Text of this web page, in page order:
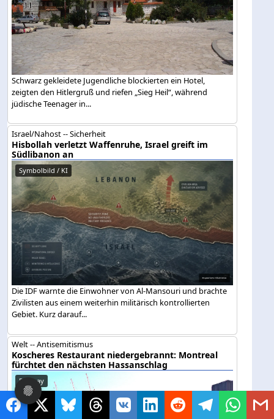
Schwarz gekleidete Jugendliche blockierten ein Hotel,
zeigten den Hitlergruß und riefen „Sieg Heil“, während
jüdische Teenager in...
Israel/Nahost -- Sicherheit
Hisbollah verletzt Waffenruhe, Israel greift im
Südlibanon an
Symbolbild / KI
Die IDF warnte die Einwohner von Al-Mansouri und brachte
Zivilisten aus einem weiterhin militärisch kontrollierten
Gebiet. Kurz darauf...
Welt -- Antisemitismus
Koscheres Restaurant niedergebrannt: Montreal
fürchtet den nächsten Hassanschlag
Pixabay